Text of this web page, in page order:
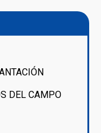
DEL CAMPO